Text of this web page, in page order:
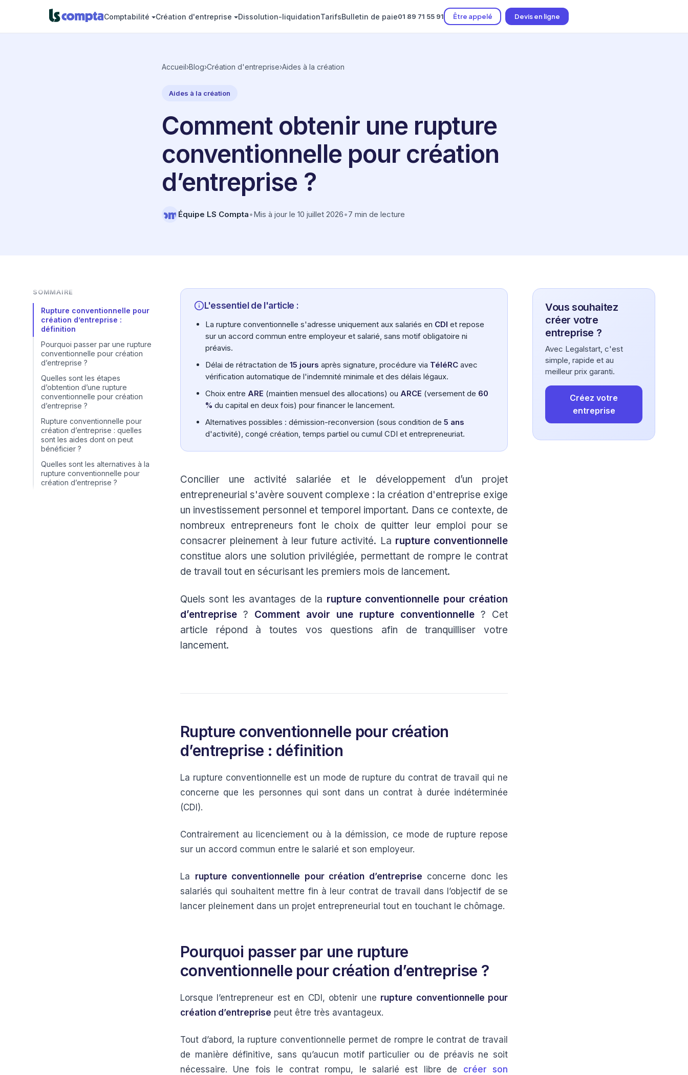
Comptabilité Création d'entreprise Dissolution-liquidationTarifsBulletin de paie01 89 71 55 91 Être appelé Devis en ligne
Accueil›Blog›Création d'entreprise›Aides à la création
Aides à la création
Comment obtenir une rupture
conventionnelle pour création
d’entreprise ?
Équipe LS Compta•Mis à jour le 10 juillet 2026•7 min de lecture
SOMMAIRE
Rupture conventionnelle pour
création d’entreprise :
définition
Pourquoi passer par une rupture
conventionnelle pour création
d’entreprise ?
Quelles sont les étapes
d’obtention d’une rupture
conventionnelle pour création
d’entreprise ?
Rupture conventionnelle pour
création d’entreprise : quelles
sont les aides dont on peut
bénéficier ?
Quelles sont les alternatives à la
rupture conventionnelle pour
création d’entreprise ?
L'essentiel de l'article :
La rupture conventionnelle s'adresse uniquement aux salariés en CDI et repose
sur un accord commun entre employeur et salarié, sans motif obligatoire ni
préavis.
Délai de rétractation de 15 jours après signature, procédure via TéléRC avec
vérification automatique de l'indemnité minimale et des délais légaux.
Choix entre ARE (maintien mensuel des allocations) ou ARCE (versement de 60
% du capital en deux fois) pour financer le lancement.
Alternatives possibles : démission-reconversion (sous condition de 5 ans
d'activité), congé création, temps partiel ou cumul CDI et entrepreneuriat.
Concilier une activité salariée et le développement d’un projet
entrepreneurial s'avère souvent complexe : la création d'entreprise exige
un investissement personnel et temporel important. Dans ce contexte, de
nombreux entrepreneurs font le choix de quitter leur emploi pour se
consacrer pleinement à leur future activité. La rupture conventionnelle
constitue alors une solution privilégiée, permettant de rompre le contrat
de travail tout en sécurisant les premiers mois de lancement.
Quels sont les avantages de la rupture conventionnelle pour création
d’entreprise ? Comment avoir une rupture conventionnelle ? Cet
article répond à toutes vos questions afin de tranquilliser votre
lancement.
Rupture conventionnelle pour création
d’entreprise : définition
La rupture conventionnelle est un mode de rupture du contrat de travail qui ne
concerne que les personnes qui sont dans un contrat à durée indéterminée
(CDI).
Contrairement au licenciement ou à la démission, ce mode de rupture repose
sur un accord commun entre le salarié et son employeur.
La rupture conventionnelle pour création d’entreprise concerne donc les
salariés qui souhaitent mettre fin à leur contrat de travail dans l’objectif de se
lancer pleinement dans un projet entrepreneurial tout en touchant le chômage.
Pourquoi passer par une rupture
conventionnelle pour création d’entreprise ?
Lorsque l’entrepreneur est en CDI, obtenir une rupture conventionnelle pour
création d’entreprise peut être très avantageux.
Tout d’abord, la rupture conventionnelle permet de rompre le contrat de travail
de manière définitive, sans qu’aucun motif particulier ou de préavis ne soit
nécessaire. Une fois le contrat rompu, le salarié est libre de créer son
Vous souhaitez
créer votre
entreprise ?
Avec Legalstart, c'est
simple, rapide et au
meilleur prix garanti.
Créez votre
entreprise